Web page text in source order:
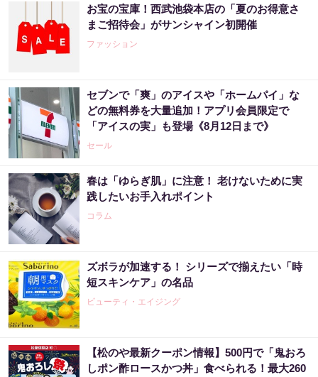
お宝の宝庫！西武池袋本店の「夏のお得意さ
まご招待会」がサンシャイン初開催
ファッション
セブンで「爽」のアイスや「ホームパイ」な
どの無料券を大量追加！アプリ会員限定で
「アイスの実」も登場《8月12日まで》
セール
春は「ゆらぎ肌」に注意！ 老けないために実
践したいお手入れポイント
コラム
ズボラが加速する！ シリーズで揃えたい「時
短スキンケア」の名品
ビューティ・エイジング
【松のや最新クーポン情報】500円で「鬼おろ
しポン酢ロースかつ丼」食べられる！最大260